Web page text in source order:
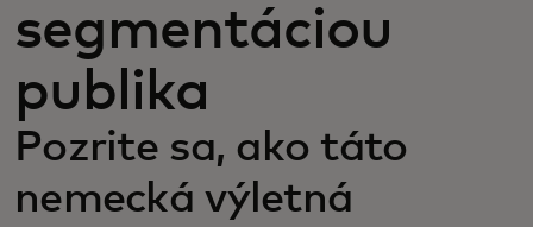
segmentáciou
publika
Pozrite sa, ako táto
nemecká výletná